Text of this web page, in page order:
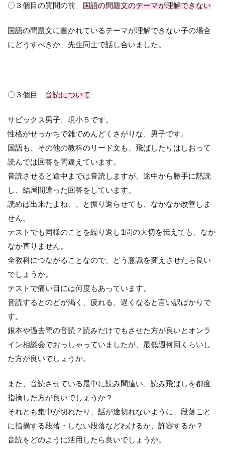
〇３個目の質問の前 国語の問題文のテーマが理解できない
国語の問題文に書かれているテーマが理解できない子の場合
にどうすべきか、先生同士で話し合いました。
〇３個目 音読について
サピックス男子、現小５です。
性格がせっかちで雑でめんどくさがりな、男子です。
国語も、その他の教科のリード文も、飛ばしたりはしおって
読んでは回答を間違えています。
音読させると途中までは音読しますが、途中から勝手に黙読
し、結局間違った回答をしています。
読めば出来たよね、、と振り返らせても、なかなか改善しま
せん。
テストでも同様のことを繰り返し1問の大切を伝えても、なか
なか直りません。
全教科につながることなので、どう意識を変えさせたら良い
でしょうか。
テストで痛い目には何度もあっています。
音読するとのどが渇く、疲れる、遅くなると言い訳ばかりで
す。
銀本や過去問の音読？読みだけでもさせた方が良いとオンラ
イン相談会でおっしゃっていましたが、最低週何回くらいし
た方が良いでしょうか。
また、音読させている最中に読み間違い、読み飛ばしを都度
指摘した方が良いでしょうか？
それとも集中が切れたり、話が途切れないように、段落ごと
に指摘する段落・しない段落などわけるか、許容するか？
音読をどのように活用したら良いでしょうか。